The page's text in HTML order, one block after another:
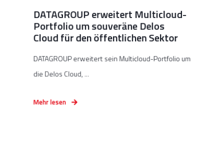
DATAGROUP erweitert Multicloud-
Portfolio um souveräne Delos
Cloud für den öffentlichen Sektor
DATAGROUP erweitert sein Multicloud-Portfolio um
die Delos Cloud, ...
Mehr lesen